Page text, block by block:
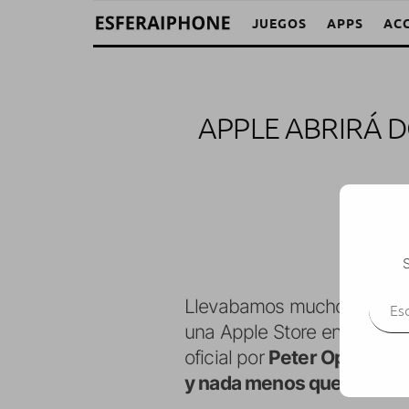
JUEGOS APPS
APPLE ABRIRÁ
Llevabamos mucho
una Apple Store en
oficial por Peter
y nada menos que dos